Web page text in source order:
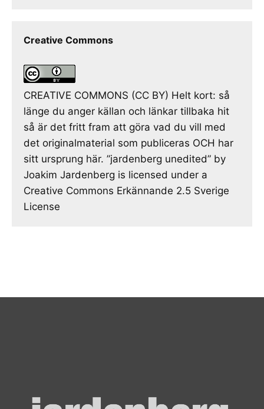
Creative Commons
CREATIVE COMMONS (CC BY) Helt kort: så
länge du anger källan och länkar tillbaka hit
så är det fritt fram att göra vad du vill med
det originalmaterial som publiceras OCH har
sitt ursprung här. ”jardenberg unedited” by
Joakim Jardenberg is licensed under a
Creative Commons Erkännande 2.5 Sverige
License